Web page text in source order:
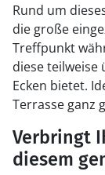
Rund um
die große
Treffpunkt
diese teilweise
Ecken bietet.
Terrasse ganz
Verbringt
diesem